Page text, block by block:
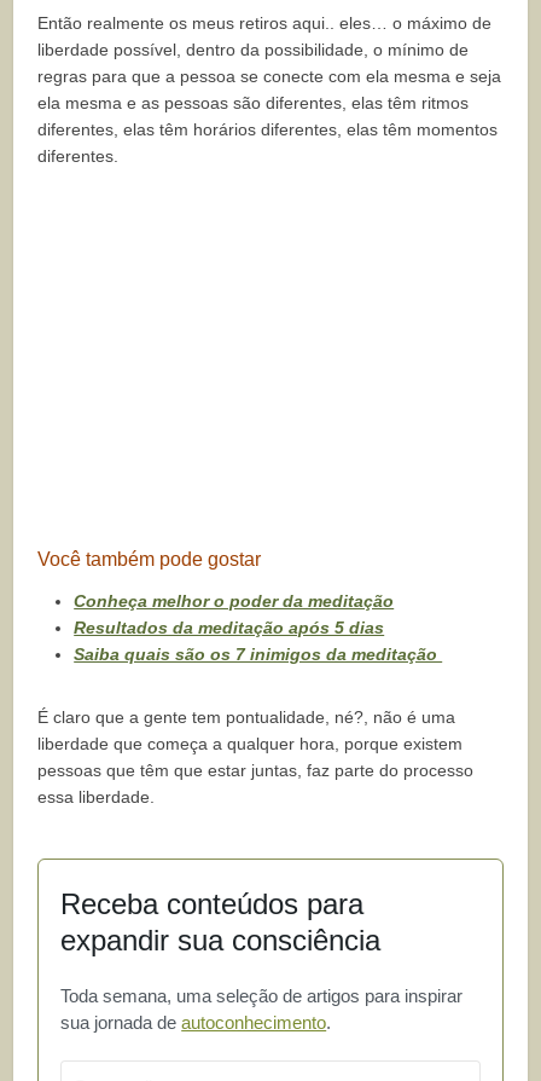
Então realmente os meus retiros aqui.. eles… o máximo de
liberdade possível, dentro da possibilidade, o mínimo de
regras para que a pessoa se conecte com ela mesma e seja
ela mesma e as pessoas são diferentes, elas têm ritmos
diferentes, elas têm horários diferentes, elas têm momentos
diferentes.
Você também pode gostar
Conheça melhor o poder da meditação
Resultados da meditação após 5 dias
Saiba quais são os 7 inimigos da meditação
É claro que a gente tem pontualidade, né?, não é uma
liberdade que começa a qualquer hora, porque existem
pessoas que têm que estar juntas, faz parte do processo
essa liberdade.
Receba conteúdos para
expandir sua consciência
Toda semana, uma seleção de artigos para inspirar
sua jornada deautoconhecimento.